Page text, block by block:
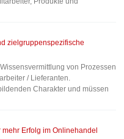
zielgruppenspezifische
von Prozessen
/ Lieferanten.
Charakter und müssen
Erfolg im Onlinehandel